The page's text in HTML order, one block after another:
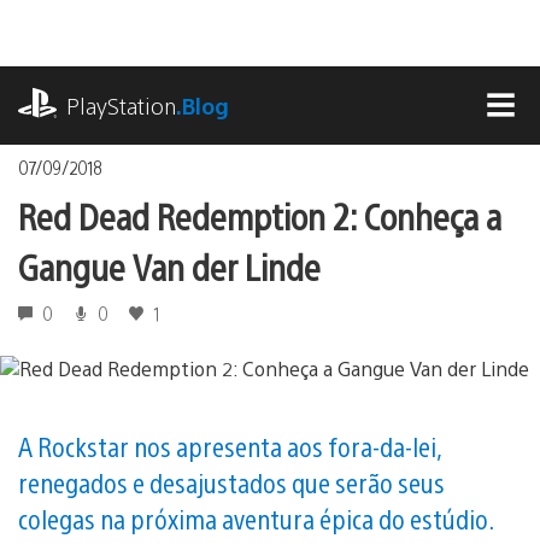
o
conteúdoPlayStation.Blog
07/09/2018
Red Dead Redemption 2: Conheça a
Gangue Van der Linde
0 0 1
A Rockstar nos apresenta aos fora-da-lei,
renegados e desajustados que serão seus
colegas na próxima aventura épica do estúdio.